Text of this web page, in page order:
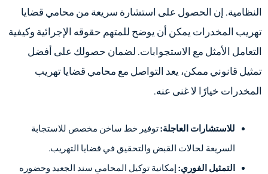
النظامية. إن الحصول على استشارة سريعة من محامي قضايا
تهريب المخدرات يمكن أن يوضح للمتهم حقوقه الإجرائية وكيفية
التعامل الأمثل مع الاستجوابات. لضمان حصولك على أفضل
تمثيل قانوني ممكن، يعد التواصل مع محامي قضايا تهريب
المخدرات خيارًا لا غنى عنه.
للاستشارات العاجلة:توفير خط ساخن مخصص للاستجابة
السريعة لحالات القبض والتحقيق في قضايا التهريب.
التمثيل الفوري: إمكانية توكيل المحامي سند الجعيد وحضوره